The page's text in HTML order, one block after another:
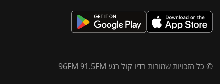
© כל הזכויות שמורות רדיו קול רגע 96FM 91.5FM